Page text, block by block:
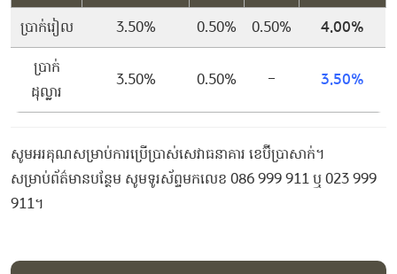
ប្រាក់រៀល 3.50% 0.50% 0.50% 4.00%
ប្រាក់
ដុល្លារ
3.50% 0.50% – 3.50%
សូមអរគុណសម្រាប់ការប្រើប្រាស់សេវាធនាគារ ខេប៊ីប្រាសាក់។
សម្រាប់ព័ត៌មានបន្ថែម សូមទូរស័ព្ទមកលេខ 086 999 911 ឬ 023 999
911។